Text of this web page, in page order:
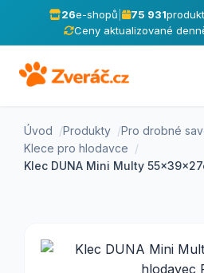
26e-shopů 75 931
Ceny aktualizované
Úvod Produkty
Pro drobné
Klece pro hlodavce
Klec DUNA Mini Multy